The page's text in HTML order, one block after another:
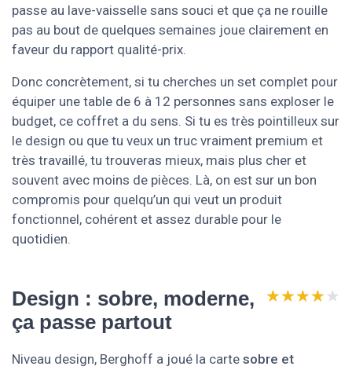
passe au lave-vaisselle sans souci et que ça ne rouille
pas au bout de quelques semaines joue clairement en
faveur du rapport qualité-prix.
Donc concrètement, si tu cherches un set complet pour
équiper une table de 6 à 12 personnes sans exploser le
budget, ce coffret a du sens. Si tu es très pointilleux sur
le design ou que tu veux un truc vraiment premium et
très travaillé, tu trouveras mieux, mais plus cher et
souvent avec moins de pièces. Là, on est sur un bon
compromis pour quelqu’un qui veut un produit
fonctionnel, cohérent et assez durable pour le
quotidien.
Design : sobre, moderne,
ça passe partout
★★★★★
★★★★★
Niveau design, Berghoff a joué la carte sobre et